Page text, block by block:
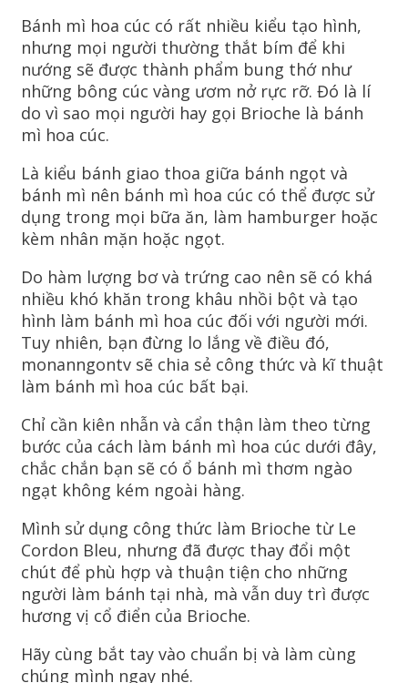
Bánh mì hoa cúc có rất nhiều kiểu tạo hình,
nhưng mọi người thường thắt bím để khi
nướng sẽ được thành phẩm bung thớ như
những bông cúc vàng ươm nở rực rỡ. Đó là lí
do vì sao mọi người hay gọi Brioche là bánh
mì hoa cúc.
Là kiểu bánh giao thoa giữa bánh ngọt và
bánh mì nên bánh mì hoa cúc có thể được sử
dụng trong mọi bữa ăn, làm hamburger hoặc
kèm nhân mặn hoặc ngọt.
Do hàm lượng bơ và trứng cao nên sẽ có khá
nhiều khó khăn trong khâu nhồi bột và tạo
hình làm bánh mì hoa cúc đối với người mới.
Tuy nhiên, bạn đừng lo lắng về điều đó,
monanngontv sẽ chia sẻ công thức và kĩ thuật
làm bánh mì hoa cúc bất bại.
Chỉ cần kiên nhẫn và cẩn thận làm theo từng
bước của cách làm bánh mì hoa cúc dưới đây,
chắc chắn bạn sẽ có ổ bánh mì thơm ngào
ngạt không kém ngoài hàng.
Mình sử dụng công thức làm Brioche từ Le
Cordon Bleu, nhưng đã được thay đổi một
chút để phù hợp và thuận tiện cho những
người làm bánh tại nhà, mà vẫn duy trì được
hương vị cổ điển của Brioche.
Hãy cùng bắt tay vào chuẩn bị và làm cùng
chúng mình ngay nhé.